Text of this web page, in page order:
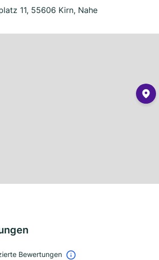
11, 55606 Kirn, Nahe
Bewertungen